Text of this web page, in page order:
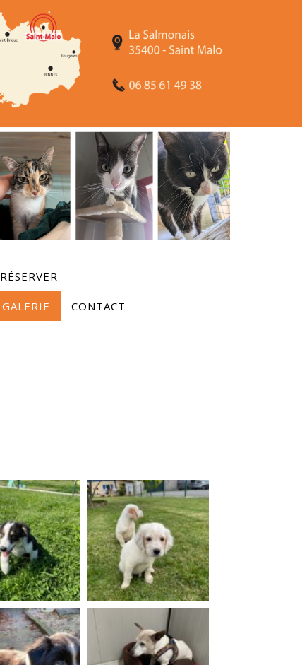
RÉSERVER
GALERIE CONTACT